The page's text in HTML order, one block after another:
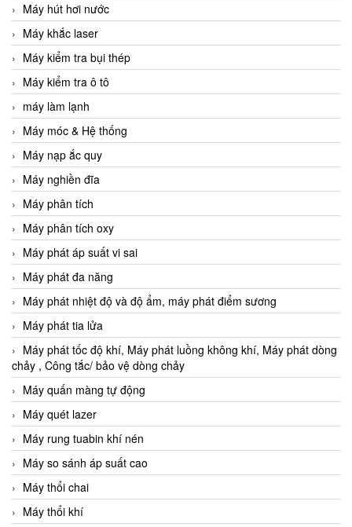
Máy hút hơi nước
Máy khắc laser
Máy kiểm tra bụi thép
Máy kiểm tra ô tô
máy làm lạnh
Máy móc & Hệ thống
Máy nạp ắc quy
Máy nghiền đĩa
Máy phân tích
Máy phân tích oxy
Máy phát áp suất vi sai
Máy phát đa năng
Máy phát nhiệt độ và độ ẩm, máy phát điểm sương
Máy phát tia lửa
Máy phát tốc độ khí, Máy phát luồng không khí, Máy phát dòng
chảy , Công tắc/ bảo vệ dòng chảy
Máy quấn màng tự động
Máy quét lazer
Máy rung tuabin khí nén
Máy so sánh áp suất cao
Máy thổi chai
Máy thổi khí